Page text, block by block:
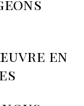
en